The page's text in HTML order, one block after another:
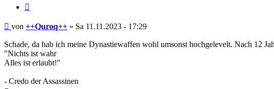
Beitrag
von ++Quroq++ » Sa 11.11.2023 - 17:29
Schade, da hab ich meine Dynastiewaffen wohl umsonst hochgelevelt. Nach 12
"Nichts ist wahr
Alles ist erlaubt!"
- Credo der Assassinen